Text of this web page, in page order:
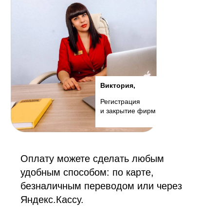
Виктория,
Регистрация
и закрытие фирм
Оплату можете сделать любым
удобным способом: по карте,
безналичным переводом или через
Яндекс.Кассу.